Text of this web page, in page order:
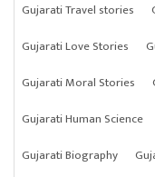
Gujarati Travel stories
Gujarati Love Stories
Gujarati Moral Stories
Gujarati Human Science
Gujarati Biography